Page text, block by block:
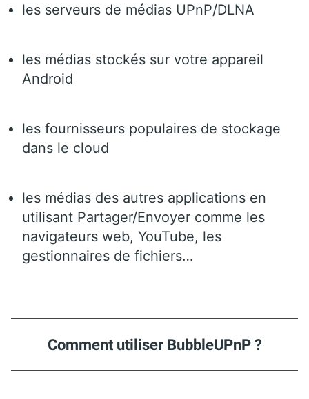
les serveurs de médias UPnP/DLNA
les médias stockés sur votre appareil
Android
les fournisseurs populaires de stockage
dans le cloud
les médias des autres applications en
utilisant Partager/Envoyer comme les
navigateurs web, YouTube, les
gestionnaires de fichiers…
Comment utiliser BubbleUPnP ?